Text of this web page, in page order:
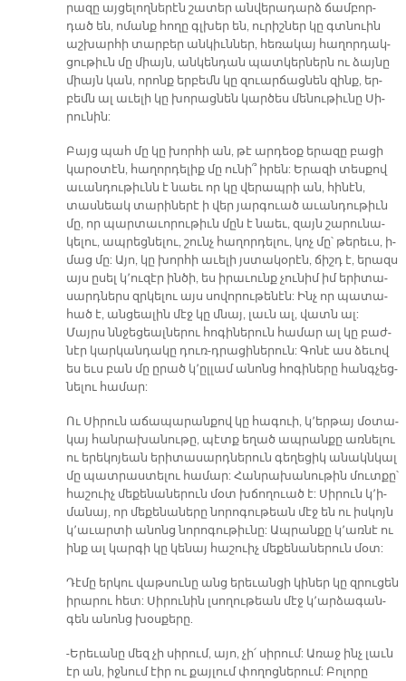
րա­զը այ­ցե­լող­նե­րէն շա­տեր ան­վե­րա­դարձ ճամ­բոր­
դած են, ո­մանք հո­ղը գլխեր են, ու­րիշ­ներ կը գտնուին
աշ­խար­հի տար­բեր ան­կիւն­ներ, հե­ռա­կայ հա­ղոր­դակ­
ցու­թիւն մը միայն, ան­կեն­դան պատ­կեր­ներն ու ձայ­նը
միայն կան, ո­րոնք եր­բեմն կը զուար­ճաց­նեն զինք, եր­
բեմն ալ ա­ւե­լի կը խո­րաց­նեն կար­ծես մե­նու­թիւ­նը Սի­
րու­նին:
Բայց պահ մը կը խոր­հի ան, թէ ար­դեօք ե­րա­զը բա­ցի
կա­րօ­տէն, հա­ղոր­դե­լիք մը ու­նի՞ ի­րեն: Ե­րա­զի տես­քով
ա­ւան­դու­թիւնն է նաեւ որ կը վե­րապ­րի ան, հի­նէն,
տաս­նեակ տա­րի­նե­րէ ի վեր յար­գուած ա­ւան­դու­թիւն
մը, որ պար­տա­ւո­րու­թիւն մըն է նաեւ, զայն շա­րու­նա­
կե­լու, ապ­րեց­նե­լու, շունչ հա­ղոր­դե­լու, կոչ մը՝ թե­րեւս, ի­
մաց մը: Ա­յո, կը խոր­հի ա­ւե­լի յստա­կօ­րէն, ճիշդ է, ե­րազս
այս ը­սել կ՚ու­զէր ին­ծի, ես ի­րա­ւունք չու­նիմ իմ ե­րի­տա­
սարդ­ներս զրկե­լու այս սո­վո­րու­թե­նէն: Ինչ որ պա­տա­
հած է, ան­ցեա­լին մէջ կը մնայ, լաւն ալ, վատն ալ:
Մայրս ննջե­ցեալ­նե­րու հո­գի­նե­րուն հա­մար ալ կը բաժ­
նէր կար­կան­դա­կը դուռ-դրա­ցի­նե­րուն: Գո­նէ աս ձե­ւով
ես եւս բան մը ը­րած կ՚ըլ­լամ ա­նոնց հո­գի­նե­րը հանգ­չեց­
նե­լու հա­մար:
Ու Սի­րուն ա­ճա­պա­րան­քով կը հա­գուի, կ՚եր­թայ մօ­տա­
կայ հան­րա­խա­նու­թը, պէտք ե­ղած ապ­րան­քը առ­նե­լու
ու ե­րե­կո­յեան ե­րի­տա­սարդ­նե­րուն գե­ղե­ցիկ ա­նակն­կալ
մը պատ­րաս­տե­լու հա­մար: Հան­րա­խա­նու­թին մուտ­քը՝
հա­շուիչ մե­քե­նա­նե­րուն մօտ խճո­ղուած է: Սի­րուն կ՚ի­
մա­նայ, որ մե­քե­նա­նե­րը նո­րո­գու­թեան մէջ են ու իս­կոյն
կ՚ա­ւար­տի ա­նոնց նո­րո­գու­թիւ­նը: Ապ­րան­քը կ՚առ­նէ ու
ինք ալ կար­գի կը կե­նայ հա­շուիչ մե­քե­նա­նե­րուն մօտ:
Դէ­մը եր­կու վաթ­սու­նը անց ե­րե­ւան­ցի կիներ կը զրու­ցեն
ի­րա­րու հետ: Սի­րու­նին լսո­ղու­թեան մէջ կ՚ար­ձա­գան­
գեն ա­նոնց խօս­քե­րը.
-Ե­րե­ւա­նը մեզ չի սի­րում, ա­յո, չի՛ սի­րում: Ա­ռաջ ինչ լաւն
էր ան, իջ­նում էիր ու քայ­լում փո­ղոց­նե­րում: Բո­լո­րը